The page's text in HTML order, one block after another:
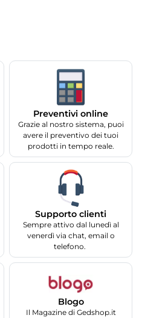
Preventivi online
Grazie al nostro sistema, puoi
avere il preventivo dei tuoi
prodotti in tempo reale.
Supporto clienti
Sempre attivo dal lunedì al
venerdì via chat, email o
telefono.
Blogo
Il Magazine di Gedshop.it